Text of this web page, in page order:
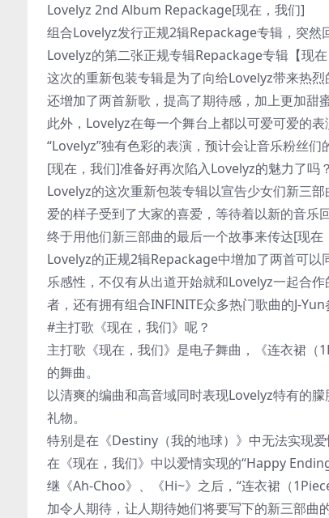
Lovelyz 2nd Album Repackage[现在，我们]
组合Lovelyz发行正规2辑Repackage专辑，突然
Lovelyz的第二张正规专辑Repackage专辑【现在
这次的重新包装专辑是为了向给Lovelyz带来热
还增加了两首新歌，提高了期待感，加上更加甜
此外，Lovelyz在每一个舞台上都以可爱可爱的
“Lovelyz”独有色彩的表演，预计会让音乐粉丝们
[现在，我们]准备好再次陷入Lovelyz的魅力了吗
Lovelyz的这次重新包装专辑以宣告少女们新三
爱的样子受到了大家的喜爱，等待着以新的音乐
终于用他们新三部曲的最后一个故事来传达[现在
Lovelyz的正规2辑Repackage中增加了两首可
乐感性，不仅有从出道开始就和Lovelyz一起合
者，还有拥有组合INFINITE众多热门歌曲的J-Yun
#主打歌《现在，我们》呢？
主打歌《现在，我们》是电子舞曲，《连衣裙
的舞曲。
以清爽的编曲和高音域同时表现Lovelyz特有的
礼物。
特别是在《Destiny（我的地球）》中无法实现
在《现在，我们》中以爱情实现的“Happy
继《Ah-Choo》、《Hi~》之后，“连衣裙（
加令人期待，让人期待她们将要写下的新三部曲